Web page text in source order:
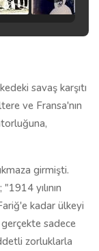
savaş karşıtı
ve Fransa'nın
girmişti.
yılının
kadar ülkeyi
sadece
zorluklarla